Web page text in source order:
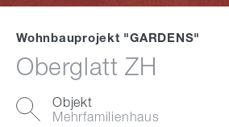
Wohnbauprojekt "GARDENS"
Oberglatt ZH
Objekt
Mehrfamilienhaus